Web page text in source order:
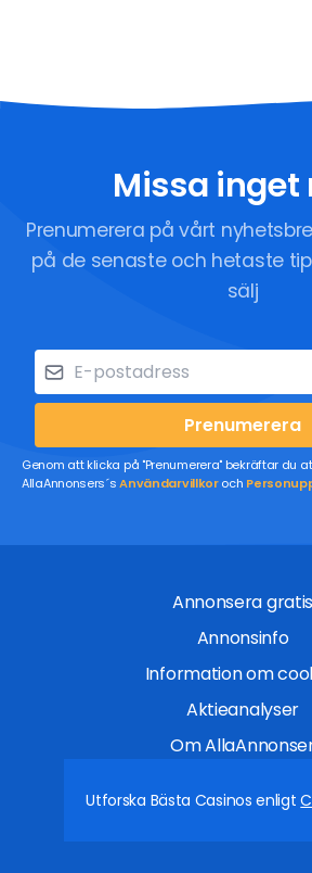
Missa inget
Prenumerera på vårt
på de senaste och hetaste
sälj
Prenumerera
Genom att klicka på "Prenumerera" bekräftar du
AllaAnnonsers´sAnvändarvillkoroch
Annonsera gratis
Annonsinfo
Information om
Aktieanalyser
Om
Utforska Bästa Casinos enligt